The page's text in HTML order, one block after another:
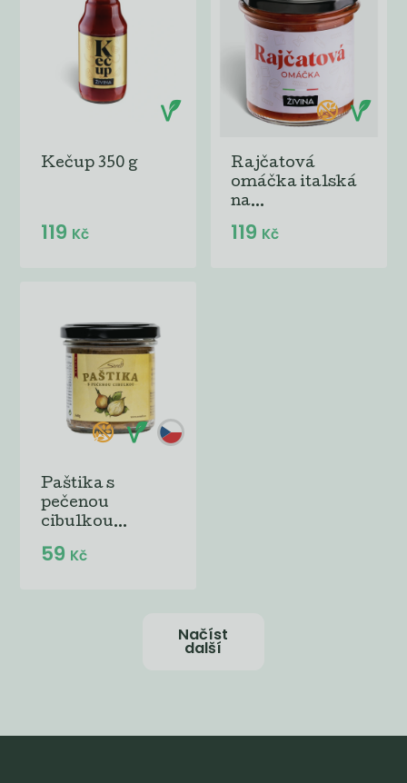
Kečup 350 g
119 Kč
Rajčatová
omáčka italská
na...
119 Kč
Paštika s
pečenou
cibulkou...
59 Kč
Načíst
další